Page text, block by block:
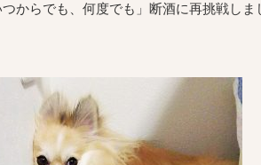
つからでも、何度でも」断酒に再挑戦しま